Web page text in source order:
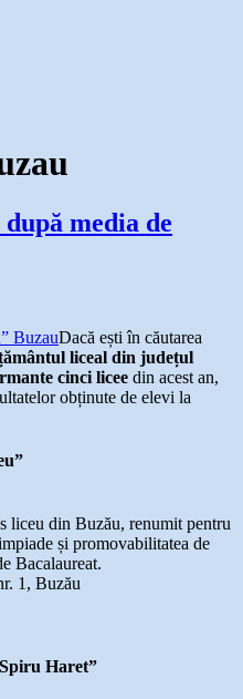
media de
Dacă ești în căutarea
liceal din județul
cinci licee din acest an,
obținute de elevi la
liceu din Buzău, renumit pentru
și promovabilitatea de
Bacalaureat.
1, Buzău
Haret”